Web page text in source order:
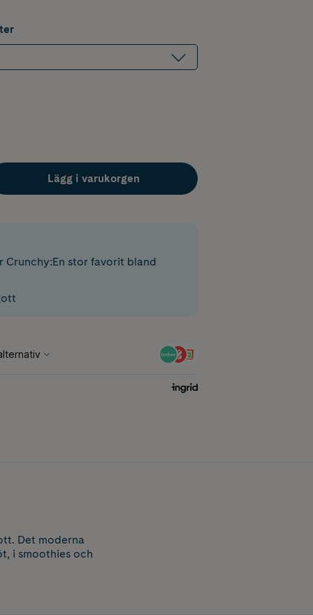
Lägg i varukorgen
Crunchy:En stor favorit bland
Det moderna
i smoothies och